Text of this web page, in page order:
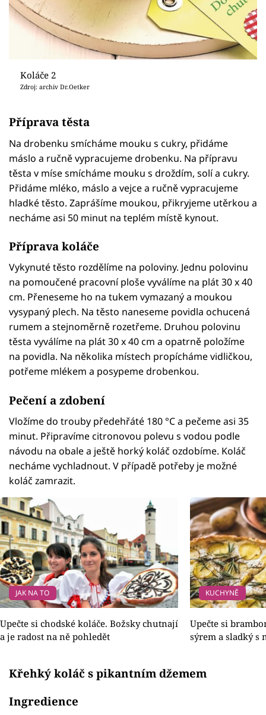
Koláče 2
Zdroj: archiv Dr.Oetker
Příprava těsta
Na drobenku smícháme mouku s cukry, přidáme
máslo a ručně vypracujeme drobenku. Na přípravu
těsta v míse smícháme mouku s droždím, solí a cukry.
Přidáme mléko, máslo a vejce a ručně vypracujeme
hladké těsto. Zaprášíme moukou, přikryjeme utěrkou a
necháme asi 50 minut na teplém místě kynout.
Příprava koláče
Vykynuté těsto rozdělíme na poloviny. Jednu polovinu
na pomoučené pracovní ploše vyválíme na plát 30 x 40
cm. Přeneseme ho na tukem vymazaný a moukou
vysypaný plech. Na těsto naneseme povidla ochucená
rumem a stejnoměrně rozetřeme. Druhou polovinu
těsta vyválíme na plát 30 x 40 cm a opatrně položíme
na povidla. Na několika místech propícháme vidličkou,
potřeme mlékem a posypeme drobenkou.
Pečení a zdobení
Vložíme do trouby předehřáté 180 °C a pečeme asi 35
minut. Připravíme citronovou polevu s vodou podle
návodu na obale a ještě horký koláč ozdobíme. Koláč
necháme vychladnout. V případě potřeby je možné
koláč zamrazit.
JAK NA TO
Upečte si chodské koláče. Božsky chutnají
a je radost na ně pohledět
KUCHYNĚ
Upečte si
sýrem a sladký s
Křehký koláč s pikantním džemem
Ingredience